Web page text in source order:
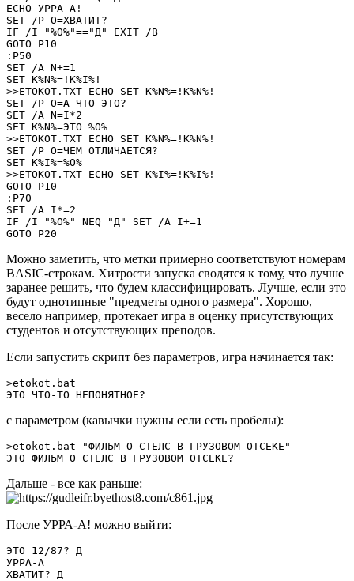
ECHO УРРА-А!
SET /P O=ХВАТИТ?
IF /I "%O%"=="Д" EXIT /B
GOTO P10
:P50
SET /A N+=1
SET K%N%=!K%I%!
>>ETOKOT.TXT ECHO SET K%N%=!K%N%!
SET /P O=А ЧТО ЭТО?
SET /A N=I*2
SET K%N%=ЭТО %O%
>>ETOKOT.TXT ECHO SET K%N%=!K%N%!
SET /P O=ЧЕМ ОТЛИЧАЕТСЯ?
SET K%I%=%O%
>>ETOKOT.TXT ECHO SET K%I%=!K%I%!
GOTO P10
:P70
SET /A I*=2
IF /I "%O%" NEQ "Д" SET /A I+=1
GOTO P20
Можно заметить, что метки примерно соответствуют номерам
BASIC-строкам. Хитрости запуска сводятся к тому, что лучше
заранее решить, что будем классифицировать. Лучше, если это
будут однотипные "предметы одного размера". Хорошо,
весело например, протекает игра в оценку присутствующих
студентов и отсутствующих преподов.
Если запустить скрипт без параметров, игра начинается так:
>etokot.bat
ЭТО ЧТО-ТО НЕПОНЯТНОЕ?
с параметром (кавычки нужны если есть пробелы):
>etokot.bat "ФИЛЬМ О СТЕЛС В ГРУЗОВОМ ОТСЕКЕ"
ЭТО ФИЛЬМ О СТЕЛС В ГРУЗОВОМ ОТСЕКЕ?
Дальше - все как раньше:
После УРРА-А! можно выйти:
ЭТО 12/87? Д
УРРА-А
ХВАТИТ? Д